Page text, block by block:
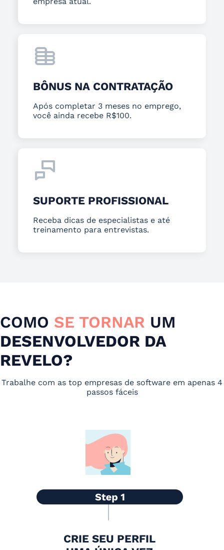
BÔNUS NA CONTRATAÇÃO
Após completar 3 meses no emprego,
você ainda recebe R$100.
SUPORTE PROFISSIONAL
Receba dicas de especialistas e até
treinamento para entrevistas.
COMO SE TORNAR UM
DESENVOLVEDOR DA
REVELO?
Trabalhe com as top empresas de software em apenas 4
passos fáceis
CRIE SEU PERFIL